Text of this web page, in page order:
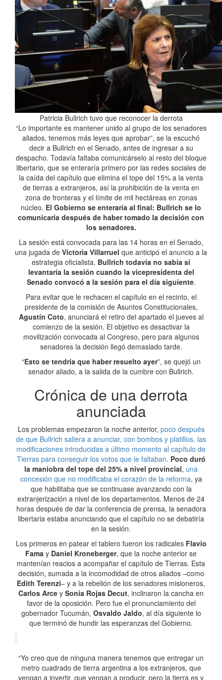
Patricia Bullrich tuvo que reconocer la derrota
“Lo importante es mantener unido al grupo de los senadores
aliados, tenemos más leyes que aprobar”, se la escuchó
decir a Bullrich en el Senado, antes de ingresar a su
despacho. Todavía faltaba comunicárselo al resto del bloque
libertario, que se enteraría primero por las redes sociales de
la caída del capítulo que elimina el tope del 15% a la venta
de tierras a extranjeros, así la prohibición de la venta en
zona de fronteras y el límite de mil hectáreas en zonas
núcleo. El Gobierno se enteraría al final: Bullrich se lo
comunicaría después de haber tomado la decisión con
los senadores.
La sesión está convocada para las 14 horas en el Senado,
una jugada de Victoria Villarruel que anticipó el anuncio a la
estrategia oficialista. Bullrich todavía no sabía si
levantaría la sesión cuando la vicepresidenta del
Senado convocó a la sesión para el día siguiente.
Para evitar que le rechacen el capítulo en el recinto, el
presidente de la comisión de Asuntos Constitucionales,
Agustín Coto, anunciará el retiro del apartado el jueves al
comienzo de la sesión. El objetivo es desactivar la
movilización convocada al Congreso, pero para algunos
senadores la decisión llegó demasiado tarde.
“Esto se tendría que haber resuelto ayer”, se quejó un
senador aliado, a la salida de la cumbre con Bullrich.
Crónica de una derrota
anunciada
Los problemas empezaron la noche anterior, poco después
de que Bullrich saliera a anunciar, con bombos y platillos, las
modificaciones introducidas a último momento al capítulo de
Tierras para conseguir los votos que le faltaban. Poco duró
la maniobra del tope del 25% a nivel provincial, una
concesión que no modificaba el corazón de la reforma, ya
que habilitaba que se continuase avanzando con la
extranjerización a nivel de los departamentos. Menos de 24
horas después de dar la conferencia de prensa, la senadora
libertaria estaba anunciando que el capítulo no se debatiría
en la sesión.
Los primeros en patear el tablero fueron los radicales Flavio
Fama y Daniel Kroneberger, que la noche anterior se
mantenían reacios a acompañar el capítulo de Tierras. Esta
decisión, sumada a la incomodidad de otros aliados –como
Edith Terenzi– y a la rebelión de los senadores misioneros,
Carlos Arce y Sonia Rojas Decut, inclinaron la cancha en
favor de la oposición. Pero fue el pronunciamiento del
gobernador Tucumán, Osvaldo Jaldo, al día siguiente lo
que terminó de hundir las esperanzas del Gobierno.
“Yo creo que de ninguna manera tenemos que entregar un
metro cuadrado de tierra argentina a los extranjeros, que
vengan a invertir, que vengan a producir, pero la tierra es y